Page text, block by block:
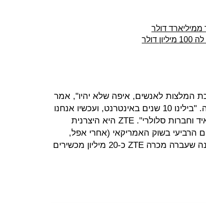
ממיליארד דולר
המלצות לאנשים, איפה שלא יהיו", אמר
ל"כלכליסט" אדם סינגולדה, מנכ"ל החברה. "בילינו 10 שנים באינטרנט, ועכשיו אנחנו
מתרחבים לעבוד עם יצרני מכשירי אנדרואיד וחברות סלולרי". ZTE היא היצרנית
הרביעי בשוק האמריקאי (אחרי אפל,
סמסונג ו-LG) עם נתח שוק של 12%. בשנה שעברה מכרה ZTE כ-20 מיליון מכשירים